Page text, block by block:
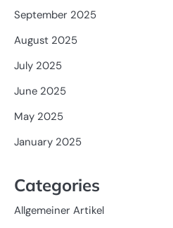
September 2025
August 2025
July 2025
June 2025
May 2025
January 2025
Categories
Allgemeiner Artikel